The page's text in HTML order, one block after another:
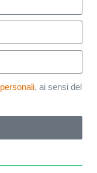
, ai sensi del